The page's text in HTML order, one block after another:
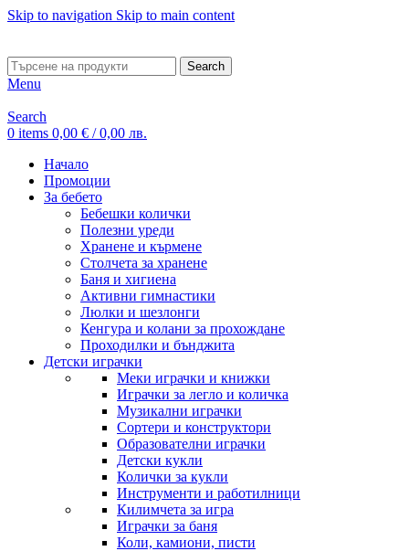
Skip to navigation Skip to main content
Search
Menu
Search
0 items 0,00 € / 0,00 лв.
Начало
Промоции
За бебето
Бебешки колички
Полезни уреди
Хранене и кърмене
Столчета за хранене
Баня и хигиена
Активни гимнастики
Люлки и шезлонги
Кенгура и колани за прохождане
Проходилки и бънджита
Детски играчки
Меки играчки и книжки
Играчки за легло и количка
Музикални играчки
Сортери и конструктори
Образователни играчки
Детски кукли
Колички за кукли
Инструменти и работилници
Килимчета за игра
Играчки за баня
Коли, камиони, писти